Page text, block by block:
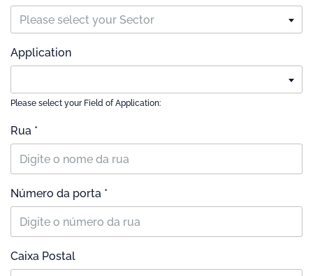
Please select your Sector
Application
Please select your Field of Application:
Rua *
Número da porta *
Caixa Postal